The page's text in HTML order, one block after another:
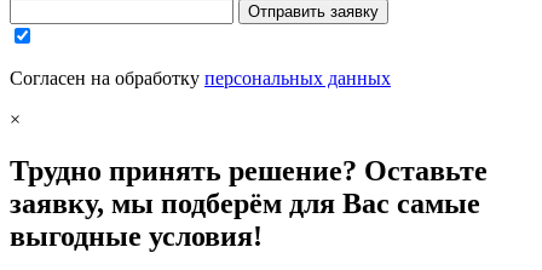
Отправить заявку
Согласен на обработку персональных данных
×
Трудно принять решение? Оставьте
заявку, мы подберём для Вас самые
выгодные условия!